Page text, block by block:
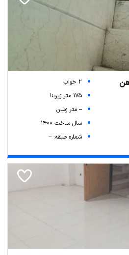
2 خواب
175 متر زیربنا
-- متر زمین
سال ساخت 1400
شماره طبقه: --